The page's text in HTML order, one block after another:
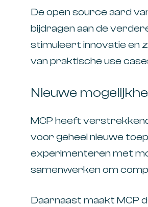
De open source aard
bijdragen aan de
stimuleert innovatie en
van praktische use
Nieuwe
MCP heeft
voor geheel nieuwe
experimenteren met
samenwerken om
Daarnaast maakt MCP